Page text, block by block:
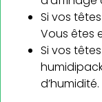
Si vos
Vous êtes
Si vos
d’humidité.